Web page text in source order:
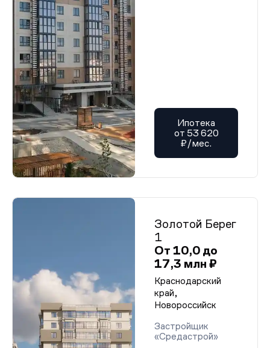
Ипотека
от 53 620
₽/мес.
Золотой Берег
1
От 10,0 до
17,3 млн ₽
Краснодарский
край,
Новороссийск
Застройщик
«Средастрой»